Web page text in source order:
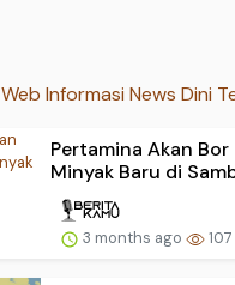
Web Informasi News Dini
Pertamina Akan Bor
Minyak Baru di
3 months ago 107